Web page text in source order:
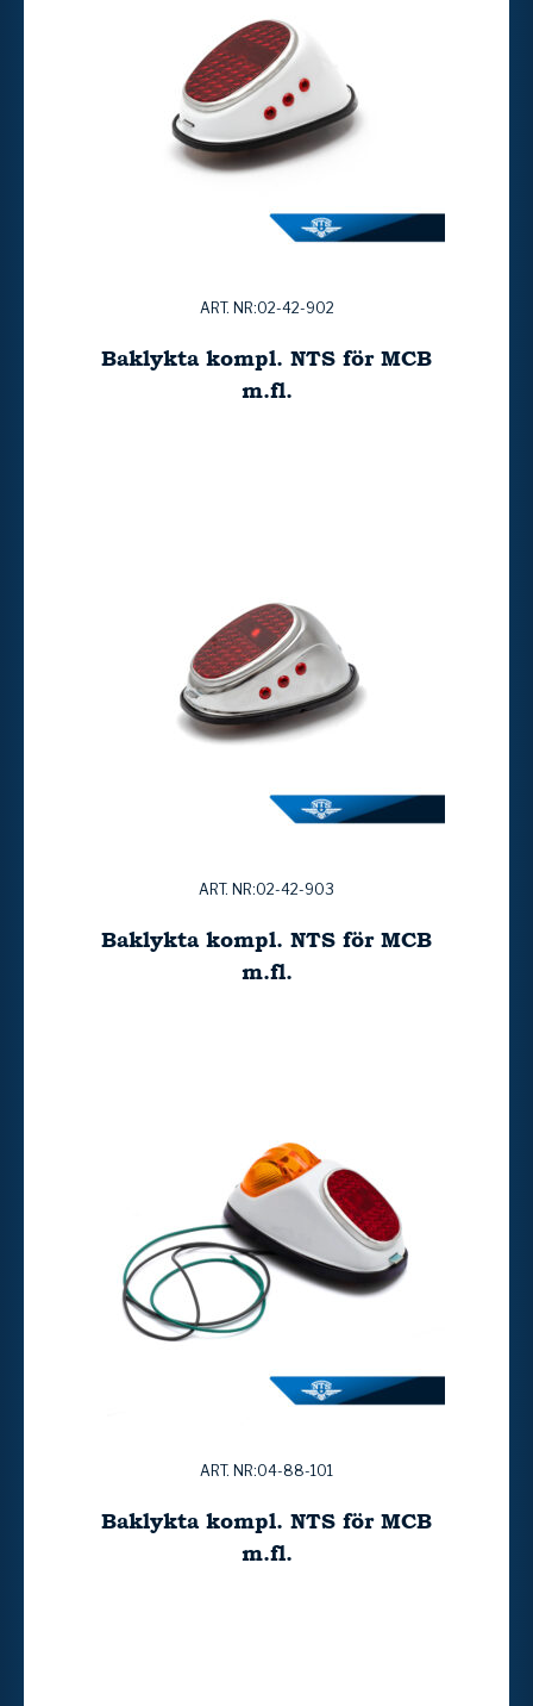
ART. NR:02-42-902
Baklykta kompl. NTS för MCB
m.fl.
ART. NR:02-42-903
Baklykta kompl. NTS för MCB
m.fl.
ART. NR:04-88-101
Baklykta kompl. NTS för MCB
m.fl.